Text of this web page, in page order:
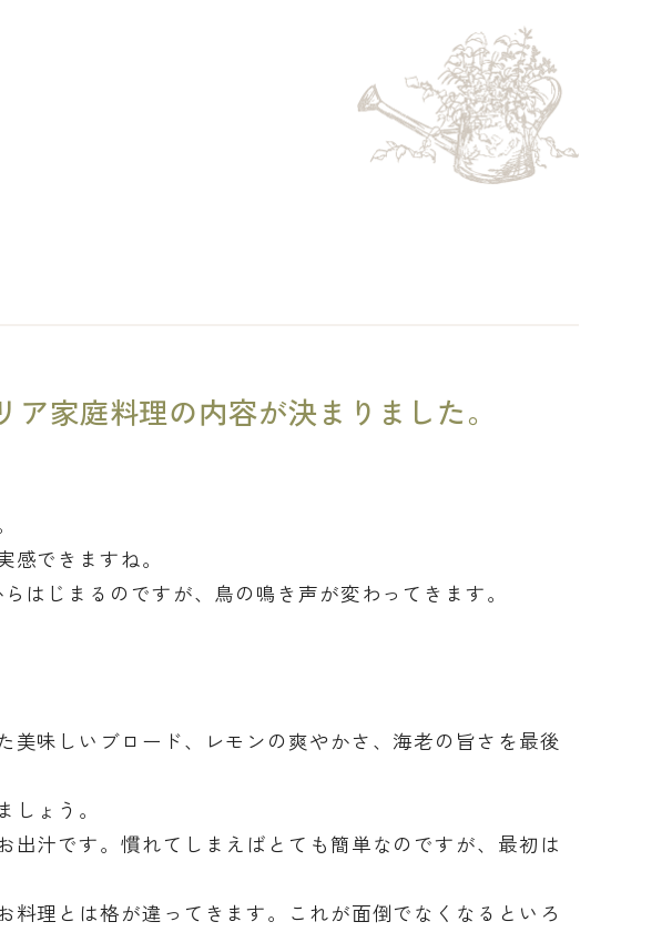
家庭料理の内容が決まりました。
できますね。
はじまるのですが、鳥の鳴き声が変わってきます。
美味しいブロード、レモンの爽やかさ、海老の旨さを最後
ょう。
出汁です。慣れてしまえばとても簡単なのですが、最初は
料理とは格が違ってきます。これが面倒でなくなるといろ